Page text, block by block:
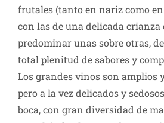
frutales (tanto en nariz como
con las de una delicada
predominar unas sobre otras,
total plenitud de sabores y
Los grandes vinos son amplios
pero a la vez delicados y
boca, con gran diversidad de